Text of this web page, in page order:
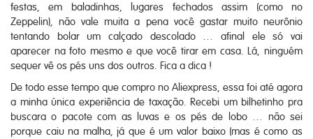
festas, em baladinhas, lugares fechados assim (como no
Zeppelin), não vale muita a pena você gastar muito neurônio
tentando bolar um calçado descolado … afinal ele só vai
aparecer na foto mesmo e que você tirar em casa. Lá, ninguém
sequer vê os pés uns dos outros. Fica a dica !
De todo esse tempo que compro no Aliexpress, essa foi até agora
a minha única experiência de taxação. Recebi um bilhetinho pra
buscara o pacote com as luvas e os pés de lobo … não sei
porque caiu na malha, já que é um valor baixo (mas é como as